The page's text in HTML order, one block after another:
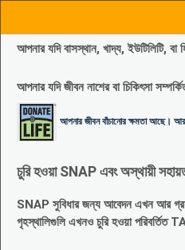
আপনার যদি বাসস্থান, খাদ্য,
আপনার যদি জীবন নাশের বা চিকিৎসা
আপনার জীবন বাঁচানোর ক্ষমতা আছে।
চুরি হওয়া SNAP এবং অস্থায়ী
SNAP সুবিধার জন্য আবেদন এখন আর
গৃহস্থালিগুলি এখনও চুরি হওয়া